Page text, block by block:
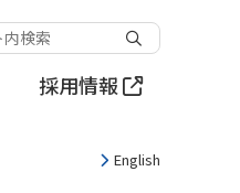
採用情報
English